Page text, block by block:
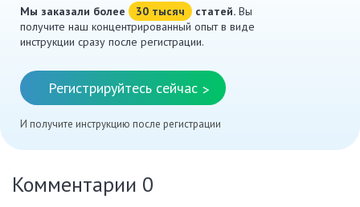
Мы заказали более 30 тысяч статей. Вы
получите наш концентрированный опыт в виде
инструкции сразу после регистрации.
Регистрируйтесь сейчас >
И получите инструкцию после регистрации
Комментарии 0